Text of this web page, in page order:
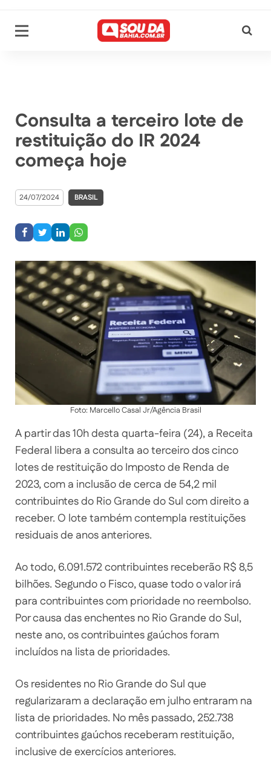
Consulta a terceiro lote de
restituição do IR 2024
começa hoje
24/07/2024 BRASIL
Foto: Marcello Casal Jr/Agência Brasil
A partir das 10h desta quarta-feira (24), a Receita
Federal libera a consulta ao terceiro dos cinco
lotes de restituição do Imposto de Renda de
2023, com a inclusão de cerca de 54,2 mil
contribuintes do Rio Grande do Sul com direito a
receber. O lote também contempla restituições
residuais de anos anteriores.
Ao todo, 6.091.572 contribuintes receberão R$ 8,5
bilhões. Segundo o Fisco, quase todo o valor irá
para contribuintes com prioridade no reembolso.
Por causa das enchentes no Rio Grande do Sul,
neste ano, os contribuintes gaúchos foram
incluídos na lista de prioridades.
Os residentes no Rio Grande do Sul que
regularizaram a declaração em julho entraram na
lista de prioridades. No mês passado, 252.738
contribuintes gaúchos receberam restituição,
inclusive de exercícios anteriores.